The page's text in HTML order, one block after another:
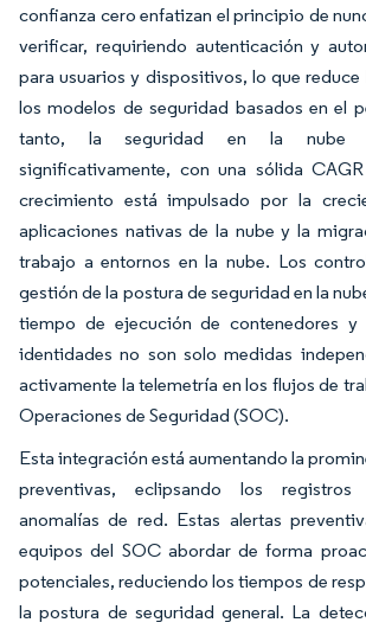
confianza cero enfatizan el principio de
verificar, requiriendo autenticación y
para usuarios y dispositivos, lo que reduce
los modelos de seguridad basados en el
tanto, la seguridad en la nube
significativamente, con una sólida
crecimiento está impulsado por la
aplicaciones nativas de la nube y la
trabajo a entornos en la nube. Los
gestión de la postura de seguridad en la
tiempo de ejecución de contenedores y
identidades no son solo medidas
activamente la telemetría en los flujos de
Operaciones de Seguridad (SOC).
Esta integración está aumentando la
preventivas, eclipsando los registros
anomalías de red. Estas alertas
equipos del SOC abordar de forma
potenciales, reduciendo los tiempos de
la postura de seguridad general. La